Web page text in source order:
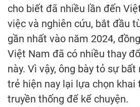
cho biết đã nhiều lần đến
việc và nghiên cứu, bắt đầu
gần nhất vào năm 2024,
Việt Nam đã có nhiều thay
này. Vì vậy, ông bày tỏ sự
trẻ hiện nay lại lựa chọn khai
truyền thống để kể chuyện.